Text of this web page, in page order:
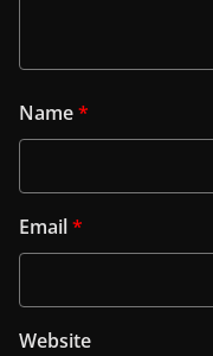
Name*
Email*
Website